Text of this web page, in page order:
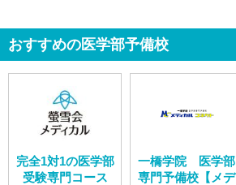
おすすめの医学部予備校
完全1対1の医学部
受験専門コース
一橋学院 医学部
専門予備校【メデ